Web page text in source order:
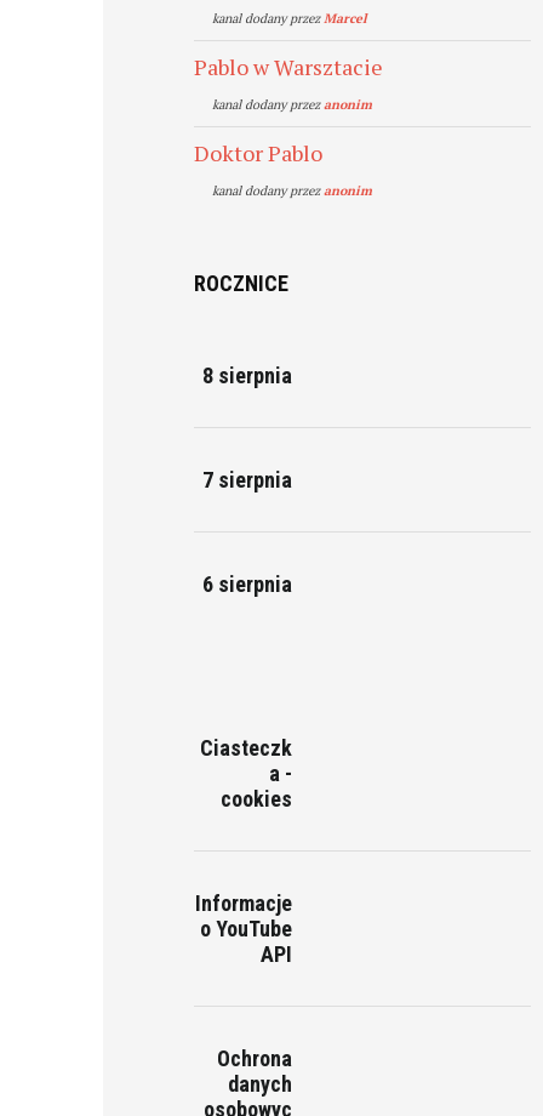
kanal dodany przezMarcel
Pablo w Warsztacie
kanal dodany przezanonim
Doktor Pablo
kanal dodany przezanonim
ROCZNICE
8 sierpnia
7 sierpnia
6 sierpnia
Ciasteczk
a -
cookies
Informacje
o YouTube
API
Ochrona
danych
osobowyc